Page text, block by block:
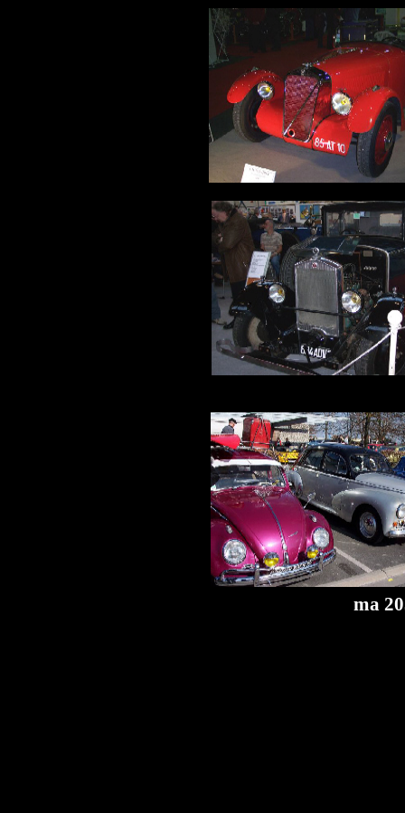
ma